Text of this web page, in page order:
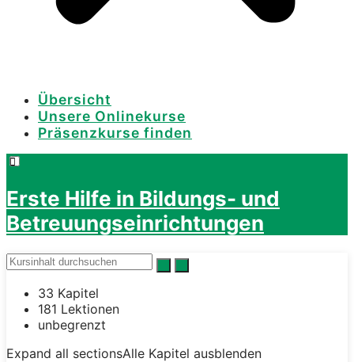
Übersicht
Unsere Onlinekurse
Präsenzkurse finden
Erste Hilfe in Bildungs- und
Betreuungseinrichtungen
33 Kapitel
181 Lektionen
unbegrenzt
Expand all sectionsAlle Kapitel ausblenden